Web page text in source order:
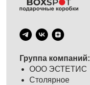
Группа компаний:
ООО ЭСТЕТИС
Столярное